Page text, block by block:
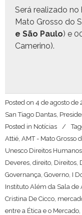
Será real­iza­do
Mato Grosso do
e São Paulo) e
Camerino).
Posted on 4 de agosto de
San Tiago Dantas,
Posted in Notícias
Attié, AMT - Mato Grosso
Unesco Direitos Humanos
Deveres, direito, Direitos,
Governança, Governo, I
Instituto Além da Sala de
Cristina De Cicco,
entre a Ética e o Mercado,